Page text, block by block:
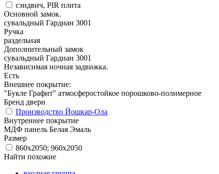
cэндвич, PIR плита
Основной замок.
сувальдный Гардиан 3001
Ручка
раздельная
Дополнительный замок
сувальдный Гардиан 3001
Независимая ночная задвижка.
Есть
Внешнее покрытие:
"Букле Графит" атмосферостойкое порошково-полимерное
Бренд двери
Производство Йошкар-Ола
Внутреннее покрытие
МДФ панель Белая Эмаль
Размер
860х2050; 960х2050
Найти похожие